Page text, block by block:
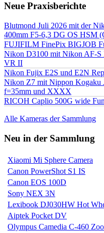
Neue Praxisberichte
Blutmond Juli 2026 mit der
400mm F5-6,3 DG OS HSM
FUJIFILM FinePix BIGJOB
Nikon D3100 mit Nikon AF-
VR II
Nikon Fujix E2S und E2N
Nikon Z7 mit Nippon Kogaku
f=35mm und XXXX
RICOH Caplio 500G wide
Alle Kameras der Sammlung
Neu in der Sammlung
Xiaomi Mi Sphere Camera
Canon PowerShot S1 IS
Canon EOS 100D
Sony NEX 3N
Lexibook DJ030HW Hot
Aiptek Pocket DV
Olympus Camedia C-460